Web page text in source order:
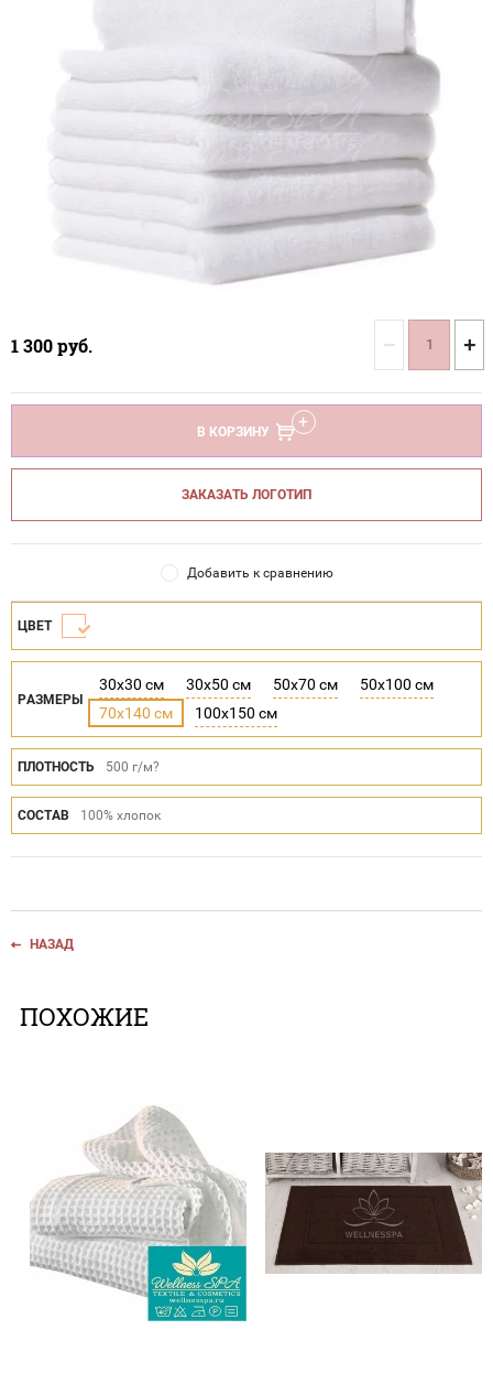
1 300руб. − +
В КОРЗИНУ
ЗАКАЗАТЬ ЛОГОТИП
Добавить к сравнению
ЦВЕТ
РАЗМЕРЫ
30x30 см 30x50 см 50x70 см
50x100 см
70x140 см
100x150 см
ПЛОТНОСТЬ 500 г/м?
СОСТАВ 100% хлопок
НАЗАД
ПОХОЖИЕ